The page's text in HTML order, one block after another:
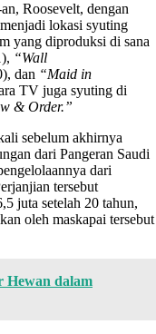
Roosevelt, dengan
lokasi syuting
yang diproduksi di sana
“Wall
dan “Maid in
TV juga syuting di
& Order.”
sebelum akhirnya
dari Pangeran Saudi
dari
tersebut
juta setelah 20 tahun,
oleh maskapai tersebut
Hewan dalam